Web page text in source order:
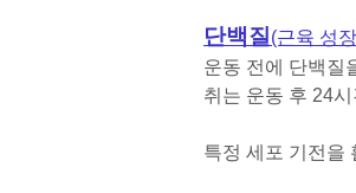
단백질(근육 성
운동 전에 단백질
취는 운동 후 24
특정 세포 기전을